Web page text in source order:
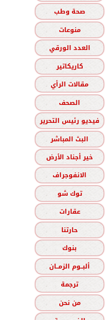
صحة وطب
منوعات
العدد الورقي
كاريكاتير
مقالات الرأي
الصحف
فيديو رئيس التحرير
البث المباشر
خير أجناد الأرض
الانفوجراف
توك شو
عقارات
حارتنا
بنوك
ألبــوم الزمــان
ترجمة
من نحن